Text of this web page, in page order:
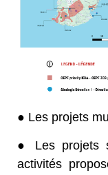
● Les projets
● Les projets
activités